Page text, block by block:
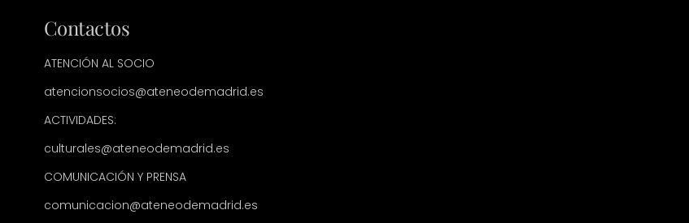
Contactos
ATENCIÓN AL SOCIO
atencionsocios@ateneodemadrid.es
ACTIVIDADES:
culturales@ateneodemadrid.es
COMUNICACIÓN Y PRENSA
comunicacion@ateneodemadrid.es